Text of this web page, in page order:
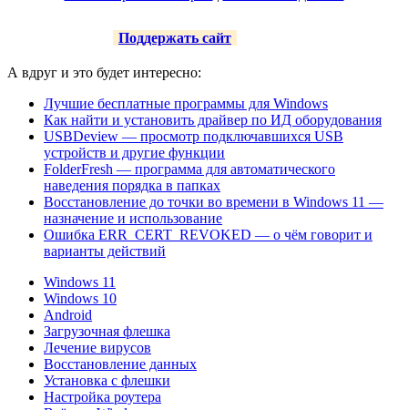
Поддержать сайт
А вдруг и это будет интересно:
Лучшие бесплатные программы для Windows
Как найти и установить драйвер по ИД оборудования
USBDeview — просмотр подключавшихся USB
устройств и другие функции
FolderFresh — программа для автоматического
наведения порядка в папках
Восстановление до точки во времени в Windows 11 —
назначение и использование
Ошибка ERR_CERT_REVOKED — о чём говорит и
варианты действий
Windows 11
Windows 10
Android
Загрузочная флешка
Лечение вирусов
Восстановление данных
Установка с флешки
Настройка роутера